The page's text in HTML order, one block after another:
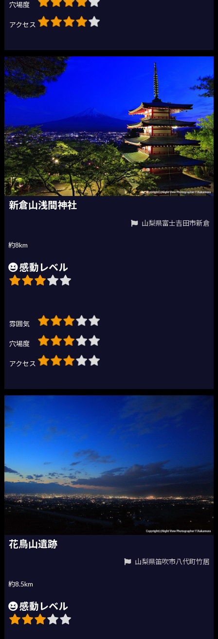
穴場度
アクセス
新倉山浅間神社
山梨県富士吉田市新倉
約8km
感動レベル
雰囲気
穴場度
アクセス
花鳥山遺跡
山梨県笛吹市八代町竹居
約8.5km
感動レベル